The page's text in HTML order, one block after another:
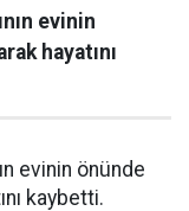
evinin
hayatını
evinin önünde
kaybetti.